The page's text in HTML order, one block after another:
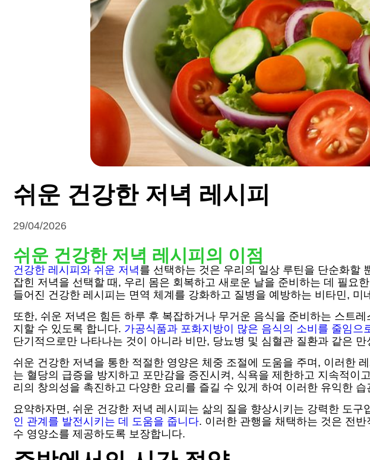
쉬운 건강한 저녁 레시피
29/04/2026
쉬운 건강한 저녁 레시피의 이점
건강한 레시피와 쉬운 저녁를 선택하는 것은 우리의 일상 루틴을 단순화할
잡힌 저녁을 선택할 때, 우리 몸은 회복하고 새로운 날을 준비하는 데 필요
들어진 건강한 레시피는 면역 체계를 강화하고 질병을 예방하는 비타민, 미
또한, 쉬운 저녁은 힘든 하루 후 복잡하거나 무거운 음식을 준비하는 스트
지할 수 있도록 합니다. 가공식품과 포화지방이 많은 음식의 소비를 줄임으
단기적으로만 나타나는 것이 아니라 비만, 당뇨병 및 심혈관 질환과 같은
쉬운 건강한 저녁을 통한 적절한 영양은 체중 조절에 도움을 주며, 이러한
는 혈당의 급증을 방지하고 포만감을 증진시켜, 식욕을 제한하고 지속적
리의 창의성을 촉진하고 다양한 요리를 즐길 수 있게 하여 이러한 유익한
요약하자면, 쉬운 건강한 저녁 레시피는 삶의 질을 향상시키는 강력한 도
인 관계를 발전시키는 데 도움을 줍니다. 이러한 관행을 채택하는 것은 전
수 영양소를 제공하도록 보장합니다.